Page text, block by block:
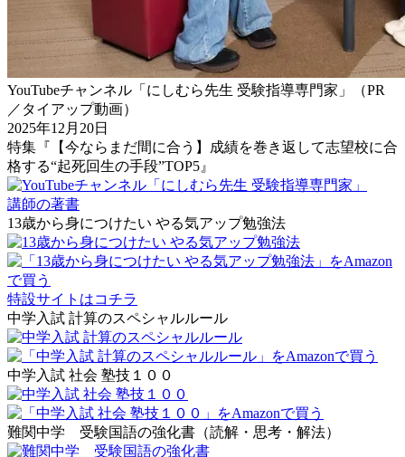
YouTubeチャンネル「にしむら先生 受験指導専門家」（PR
／タイアップ動画）
2025年12月20日
特集『【今ならまだ間に合う】成績を巻き返して志望校に合
格する“起死回生の手段”TOP5』
講師の著書
13歳から身につけたい やる気アップ勉強法
特設サイトはコチラ
中学入試 計算のスペシャルルール
中学入試 社会 塾技１００
難関中学 受験国語の強化書（読解・思考・解法）